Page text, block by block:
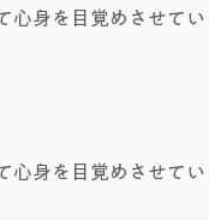
身を目覚めさせてい
身を目覚めさせてい